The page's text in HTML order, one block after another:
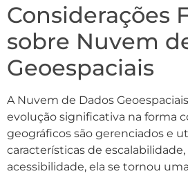
Considerações
sobre Nuvem
Geoespaciais
A Nuvem de Dados
evolução significativa na forma
geográficos são gerenciados e
características de
acessibilidade, ela se tornou